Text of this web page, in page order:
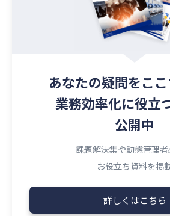
あなたの疑問をこ
業務効率化に役立
公開中
課題解決集や動態管理者
お役立ち資料を掲
詳しくはこちら